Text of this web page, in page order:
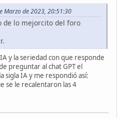
Marzo de 2023, 20:51:30
de lo mejorcito del foro
y la seriedad con que responde
preguntar al chat GPT el
sigla IA y me respondió así:
se le recalentaron las 4